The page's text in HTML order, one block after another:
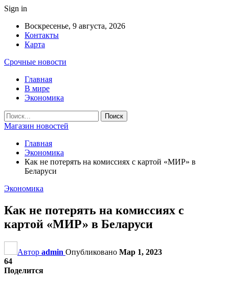
Sign in
Воскресенье, 9 августа, 2026
Контакты
Карта
Срочные новости
Главная
В мире
Экономика
Магазин новостей
Главная
Экономика
Как не потерять на комиссиях с картой «МИР» в
Беларуси
Экономика
Как не потерять на комиссиях с
картой «МИР» в Беларуси
Автор admin Опубликовано Мар 1, 2023
64
Поделится